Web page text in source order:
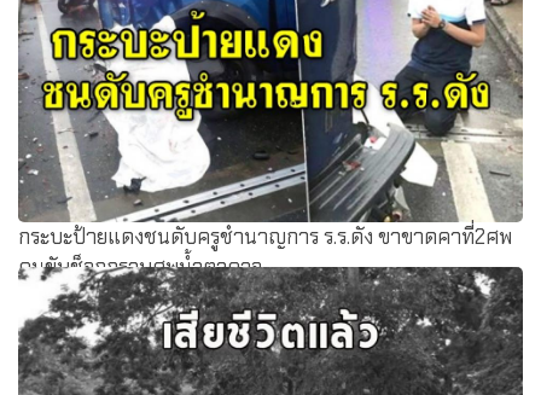
กระบะป้ายแดงชนดับครูชำนาญการ ร.ร.ดัง ขาขาดคาที่2ศพ
คนขับช็อกกราบศพน้ำตาคลอ